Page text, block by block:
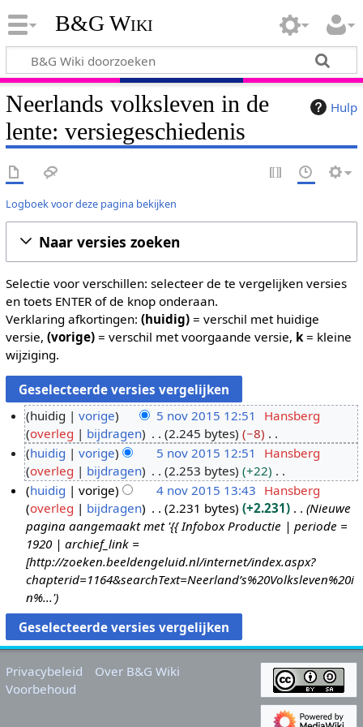
B&G Wiki
Hulp
Neerlands volksleven in de
lente: versiegeschiedenis
Logboek voor deze pagina bekijken
Naar versies zoeken
Selectie voor verschillen: selecteer de te vergelijken versies
en toets ENTER of de knop onderaan.
Verklaring afkortingen: (huidig)= verschil met huidige
versie, (vorige)= verschil met voorgaande versie, k= kleine
wijziging.
n
v
huidig vorige 5 nov 2015 12:51
Hansberg
overleg
bijdragen 2.245 bytes
−8
G
e
e
n
b
e
w
e
r
k
i
n
huidig vorige 5 nov 2015 12:51
Hansberg
overleg
bijdragen 2.253 bytes
+22
G
e
e
n
b
e
w
e
r
k
i
n
5
huidig vorige 4 nov 2015 13:43 Hansberg
overleg
bijdragen 2.231 bytes +2.231
Nieuwe
pagina aangemaakt met '{{ Infobox Productie | periode =
1920 | archief_link =
[http://zoeken.beeldengeluid.nl/internet/index.aspx?
chapterid=1164&searchText=Neerland’s%20Volksleven%20i
n%...'
Privacybeleid
Over B&G Wiki
Voorbehoud